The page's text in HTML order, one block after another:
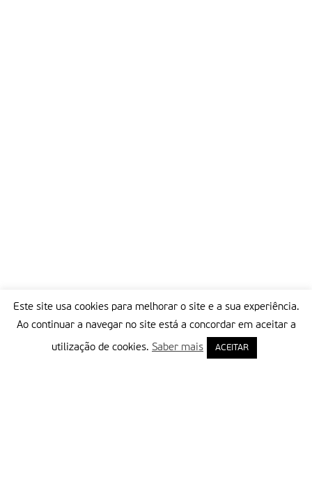
Este site usa cookies para melhorar o site e a sua experiência.
Ao continuar a navegar no site está a concordar em aceitar a
utilização de cookies. Saber mais ACEITAR